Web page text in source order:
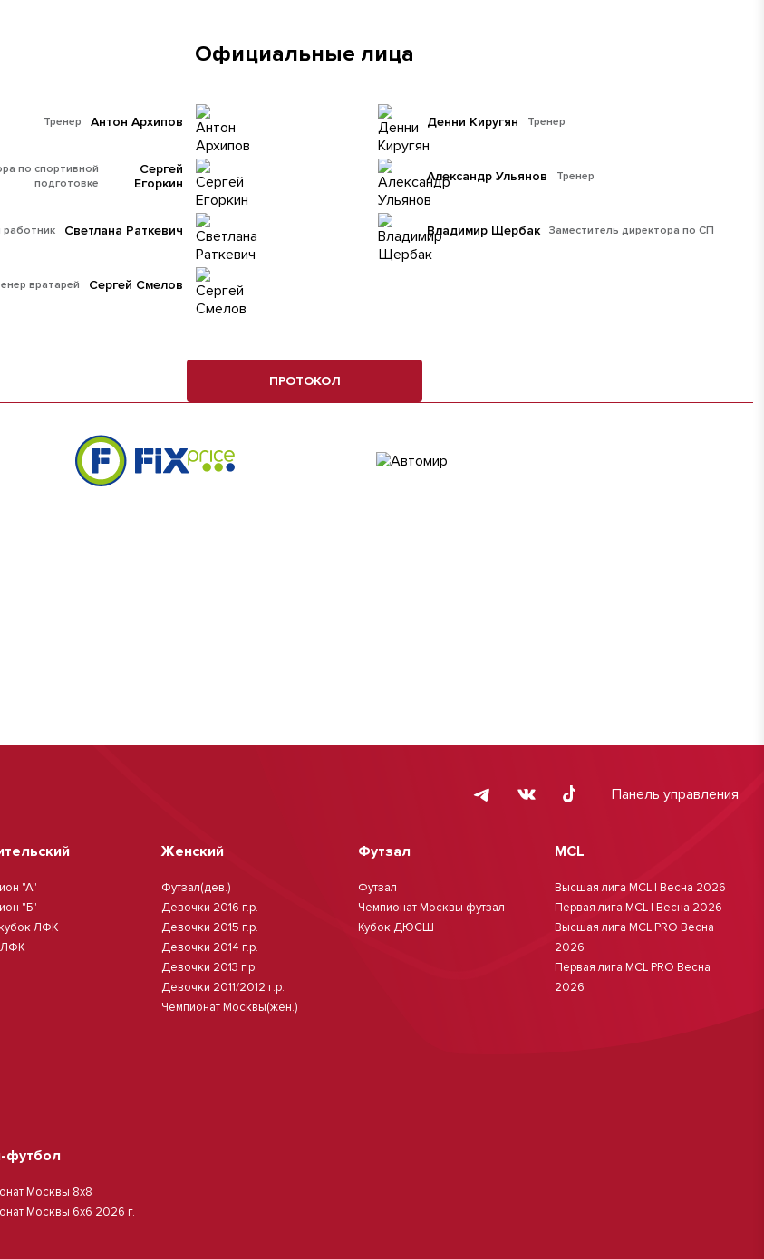
Официальные лица
Тренер Антон Архипов
по спортивной
подготовке
Сергей
Егоркин
работник Светлана Раткевич
вратарей Сергей Смелов
Тренер
Денни Киругян
Тренер
Александр Ульянов
Заместитель директора по СП
Владимир Щербак
ПРОТОКОЛ
Панель управления
"А"
"Б"
ЛФК
ЛФК
Женский
Футзал(дев.)
Девочки 2016 г.р.
Девочки 2015 г.р.
Девочки 2014 г.р.
Девочки 2013 г.р.
Девочки 2011/2012 г.р.
Чемпионат Москвы(жен.)
Футзал
Футзал
Чемпионат Москвы футзал
Кубок ДЮСШ
MCL
Высшая лига MCL | Весна 2026
Первая лига MCL | Весна 2026
Высшая лига MCL PRO Весна
2026
Первая лига MCL PRO Весна
2026
футбол
Москвы 8х8
Москвы 6х6 2026 г.